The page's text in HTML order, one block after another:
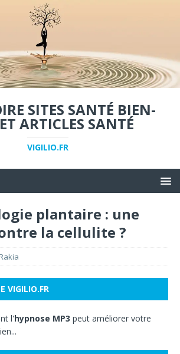
SITES SANTÉ BIEN-
ARTICLES SANTÉ
VIGILIO.FR
plantaire : une
la cellulite ?
Rakia
VIGILIO.FR
l'hypnose MP3 peut améliorer votre